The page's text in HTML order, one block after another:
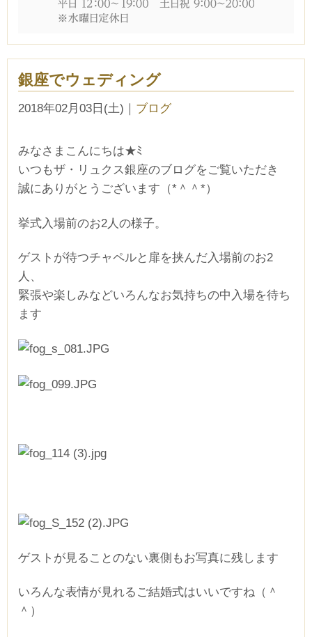
銀座でウェディング
2018年02月03日(土) ｜ ブログ
みなさまこんにちは★ﾐ
いつもザ・リュクス銀座のブログをご覧いただき
誠にありがとうございます（*＾＾*）
挙式入場前のお2人の様子。
ゲストが待つチャペルと扉を挟んだ入場前のお2
人、
緊張や楽しみなどいろんなお気持ちの中入場を待ち
ます
ゲストが見ることのない裏側もお写真に残します
いろんな表情が見れるご結婚式はいいですね（＾
＾）